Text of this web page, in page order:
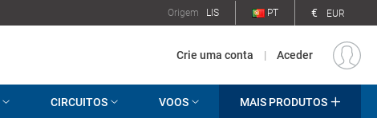
Origem LIS PT € EUR
Crie uma conta | Aceder
CIRCUITOS VOOS MAIS PRODUTOS